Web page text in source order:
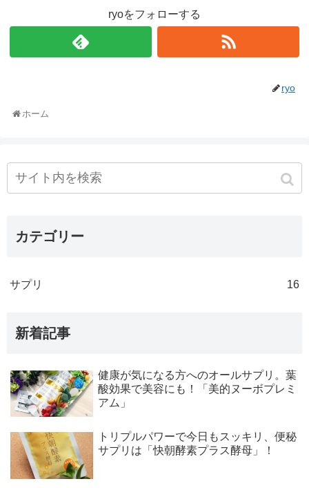
ryoをフォローする
ryo
ホーム
カテゴリー
サプリ 16
新着記事
健康が気になる方へのオールサプリ。葉
酸効果で美容にも！「美的ヌーボプレミ
アム」
トリプルパワーで今日もスッキリ、便秘
サプリは「快朝酵素プラス酵母」！